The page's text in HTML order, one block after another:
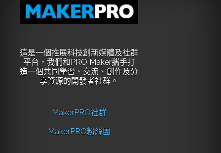
這是一個推展科技創新媒體及社群
平台，我們和PRO Maker攜手打
造一個共同學習、交流、創作及分
享資源的開發者社群。
MakerPRO社群
MakerPRO粉絲團